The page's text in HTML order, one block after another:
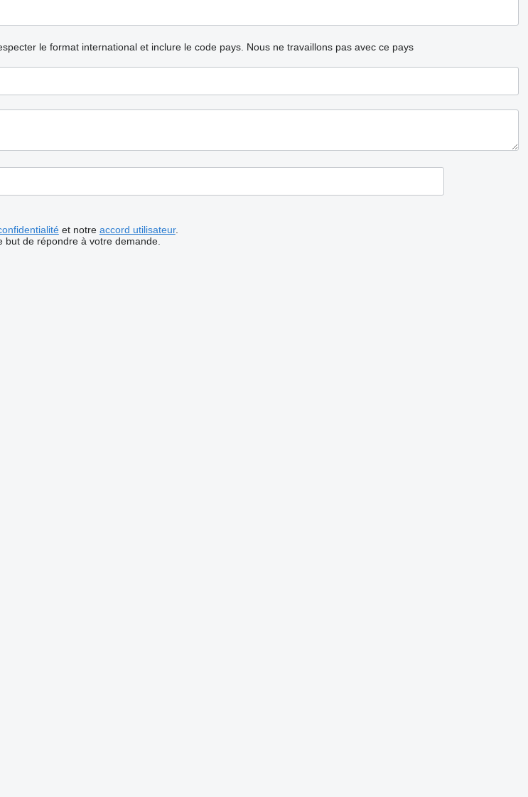
le format international et inclure le code pays. Nous ne travaillons pas avec ce pays
et notre accord utilisateur.
de répondre à votre demande.